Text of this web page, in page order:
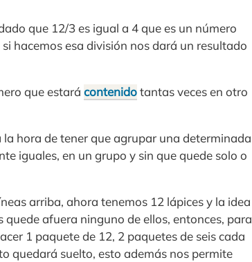
que 12/3 es igual a 4 que es un número
hacemos esa división nos dará un resultado
que estará contenidotantas veces en otro
hora de tener que agrupar una determinada
iguales, en un grupo y sin que quede solo o
arriba, ahora tenemos 12 lápices y la idea
afuera ninguno de ellos, entonces, para
1 paquete de 12, 2 paquetes de seis cada
quedará suelto, esto además nos permite